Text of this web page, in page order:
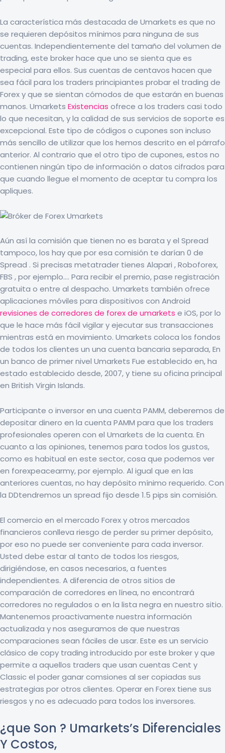
La característica más destacada de Umarkets es que no
se requieren depósitos mínimos para ninguna de sus
cuentas. Independientemente del tamaño del volumen de
trading, este broker hace que uno se sienta que es
especial para ellos. Sus cuentas de centavos hacen que
sea fácil para los traders principiantes probar el trading de
Forex y que se sientan cómodos de que estarán en buenas
manos. Umarkets Existencias ofrece a los traders casi todo
lo que necesitan, y la calidad de sus servicios de soporte es
excepcional. Este tipo de códigos o cupones son incluso
más sencillo de utilizar que los hemos descrito en el párrafo
anterior. Al contrario que el otro tipo de cupones, estos no
contienen ningún tipo de información o datos cifrados para
que cuando llegue el momento de aceptar tu compra los
apliques.
Aún así la comisión que tienen no es barata y el Spread
tampoco, los hay que por esa comisión te darían 0 de
Spread . Si precisas metatrader tienes Alapari , Roboforex,
FBS , por ejemplo…. Para recibir el premio, pase registración
gratuita o entre al despacho. Umarkets también ofrece
aplicaciones móviles para dispositivos con Android
revisiones de corredores de forex de umarkets e iOS, por lo
que le hace más fácil vigilar y ejecutar sus transacciones
mientras está en movimiento. Umarkets coloca los fondos
de todos los clientes un una cuenta bancaria separada, En
un banco de primer nivel Umarkets Fue establecido en, ha
estado establecido desde, 2007, y tiene su oficina principal
en British Virgin Islands.
Participante o inversor en una cuenta PAMM, deberemos de
depositar dinero en la cuenta PAMM para que los traders
profesionales operen con el Umarkets de la cuenta. En
cuanto a las opiniones, tenemos para todos los gustos,
como es habitual en este sector, cosa que podemos ver
en forexpeacearmy, por ejemplo. Al igual que en las
anteriores cuentas, no hay depósito mínimo requerido. Con
la DDtendremos un spread fijo desde 1.5 pips sin comisión.
El comercio en el mercado Forex y otros mercados
financieros conlleva riesgo de perder su primer depósito,
por eso no puede ser conveniente para cada inversor.
Usted debe estar al tanto de todos los riesgos,
dirigiéndose, en casos necesarios, a fuentes
independientes. A diferencia de otros sitios de
comparación de corredores en línea, no encontrará
corredores no regulados o en la lista negra en nuestro sitio.
Mantenemos proactivamente nuestra información
actualizada y nos aseguramos de que nuestras
comparaciones sean fáciles de usar. Este es un servicio
clásico de copy trading introducido por este broker y que
permite a aquellos traders que usan cuentas Cent y
Classic el poder ganar comsiones al ser copiadas sus
estrategias por otros clientes. Operar en Forex tiene sus
riesgos y no es adecuado para todos los inversores.
¿que Son ? Umarkets’s Diferenciales
Y Costos,